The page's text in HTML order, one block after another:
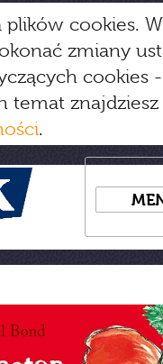
cookies.
zmiany
cookies
temat
.